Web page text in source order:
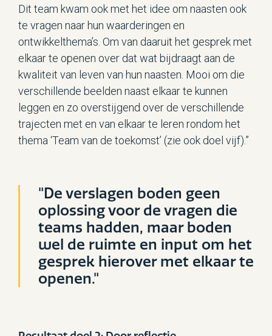
Dit team kwam ook met het idee om naasten ook
te vragen naar hun waarderingen en
ontwikkelthema’s. Om van daaruit het gesprek met
elkaar te openen over dat wat bijdraagt aan de
kwaliteit van leven van hun naasten. Mooi om die
verschillende beelden naast elkaar te kunnen
leggen en zo overstijgend over de verschillende
trajecten met en van elkaar te leren rondom het
thema ‘Team van de toekomst’ (zie ook doel vijf).”
"De verslagen boden geen
oplossing voor de vragen die
teams hadden, maar boden
wel de ruimte en input om het
gesprek hierover met elkaar te
openen."